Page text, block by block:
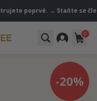
poprvé. → Staňte se členem
0
-20%